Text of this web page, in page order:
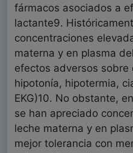
fármacos asociados a
lactante9.
concentraciones
materna y en plasma
efectos adversos sobre
hipotonía, hipotermia,
EKG)10. No obstante,
se han apreciado
leche materna y en
mejor tolerancia con